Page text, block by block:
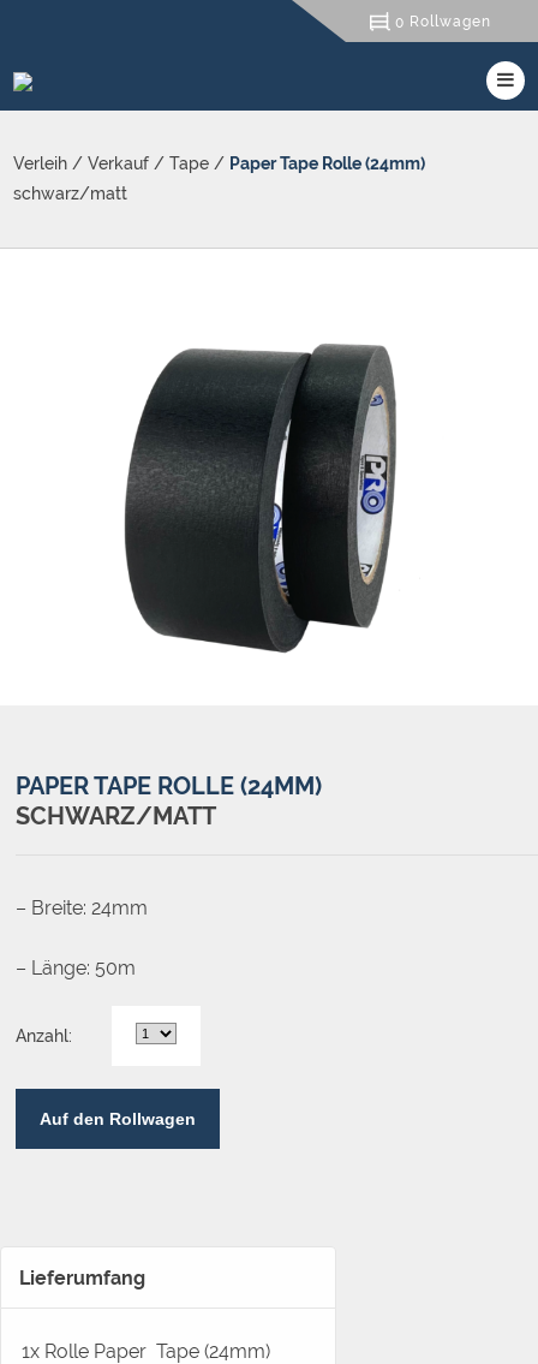
0 Rollwagen
Verleih /Verkauf /Tape / Paper Tape Rolle (24mm)
schwarz/matt
PAPER TAPE ROLLE (24MM)
SCHWARZ/MATT
– Breite: 24mm
– Länge: 50m
Anzahl:
Auf den Rollwagen
Lieferumfang
1x Rolle Paper Tape (24mm)